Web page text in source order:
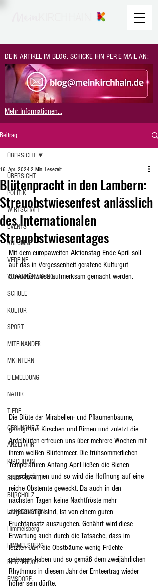
DEIN ARTIKEL IM BLOG. SCHICKE IHN PER E-MAIL AN:
Mehr Informationen...
Beitrag
ÜBERSICHT
POLITIK
WIRTSCHAFT
EVENTS
KOLUMNE
VEREINE
VORANKÜNDIGUNG
SCHULE
KULTUR
SPORT
MITEINANDER
MK-INTERN
EILMELDUNG
NATUR
TIERE
GESUNDHEIT
ANZEFAHR
KIRCHHAIN
SINDERSFELD
BURGHOLZ
LANGESNSTEIN
Himmelsberg
HIMMELSBERG
BETZIESDORF
EMSDORF
ÜBERSICHT
Blütenpracht in den Lambern:
Streuobstwiesenfest anlässlich
des Internationalen
Streuobstwiesentages
16. Apr. 2024 2 Min. Lesezeit
Mit dem europaweiten Aktionstag Ende April soll
auf das in Vergessenheit geratene Kulturgut
Streuobstwiese aufmerksam gemacht werden.
Die Blüte der Mirabellen- und Pflaumenbäume,
gefolgt von Kirschen und Birnen und zuletzt die
Apfelblüten erfreuen uns über mehrere Wochen mit
ihrem weißen Blütenmeer. Die frühsommerlichen
Temperaturen Anfang April ließen die Bienen
ausschwärmen und so wird die Hoffnung auf eine
reiche Obsternte geweckt. Da auch in den
nächsten Tagen keine Nachtfröste mehr
angekündigt sind, ist von einem guten
Fruchtansatz auszugehen. Genährt wird diese
Erwartung auch durch die Tatsache, dass im
letzten Jahr die Obstbäume wenig Früchte
getragen haben und so gemäß dem zweijährlichen
Rhythmus in diesem Jahr der Ernteertrag wieder
höher sein dürfte.